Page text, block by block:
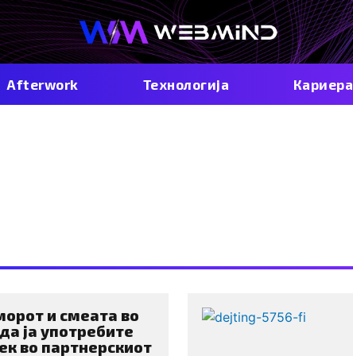
Afterwork Технологија Кариера
и смеата во
ја употребите
во партнерскиот